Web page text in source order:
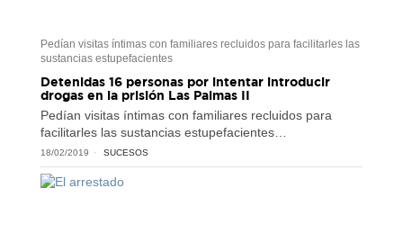
Pedían visitas íntimas con familiares recluidos para facilitarles las
sustancias estupefacientes
Detenidas 16 personas por intentar introducir
drogas en la prisión Las Palmas II
Pedían visitas íntimas con familiares recluidos para
facilitarles las sustancias estupefacientes…
18/02/2019 SUCESOS